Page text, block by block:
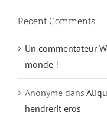
Recent Comments
Un commentateur
monde !
Anonyme dans
hendrerit eros